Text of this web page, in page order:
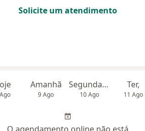
Solicite um atendimento
Amanhã
9 Ago
Segunda-feira
10 Ago
Ter,
11 Ago